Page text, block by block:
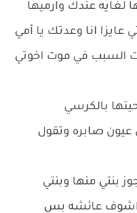
لغايه عندك وارميها
عايزا انا وعدتك يا أمي
السبب في موت اخوتي
بالكرسي
صابره وتقول
بنتي منها وبنتي
اشوف عائشه بس